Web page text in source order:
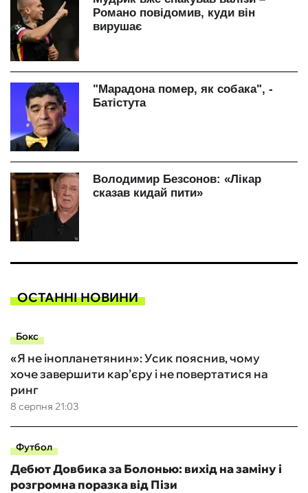
ОСТАННІ НОВИНИ
Бокс
8 серпня 21:03
«Я не інопланетянин»: Усик пояснив, чому
хоче завершити кар’єру і не повертатися на
ринг
Футбол
Дебют Довбика за Болонью: вихід на заміну і
розгромна поразка від Пізи